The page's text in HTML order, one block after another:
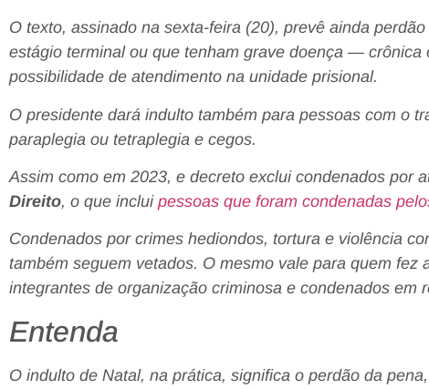
O texto, assinado na sexta-feira (20), prevê ainda
estágio terminal ou que tenham grave doença — crônica
possibilidade de atendimento na unidade prisional.
O presidente dará indulto também para pessoas com o
paraplegia ou tetraplegia e cegos.
Assim como em 2023, e decreto exclui condenados por
Direito, o que inclui pessoas que foram condenadas
Condenados por crimes hediondos, tortura e violência
também seguem vetados. O mesmo vale para quem fez
integrantes de organização criminosa e condenados em
Entenda
O indulto de Natal, na prática, significa o perdão da